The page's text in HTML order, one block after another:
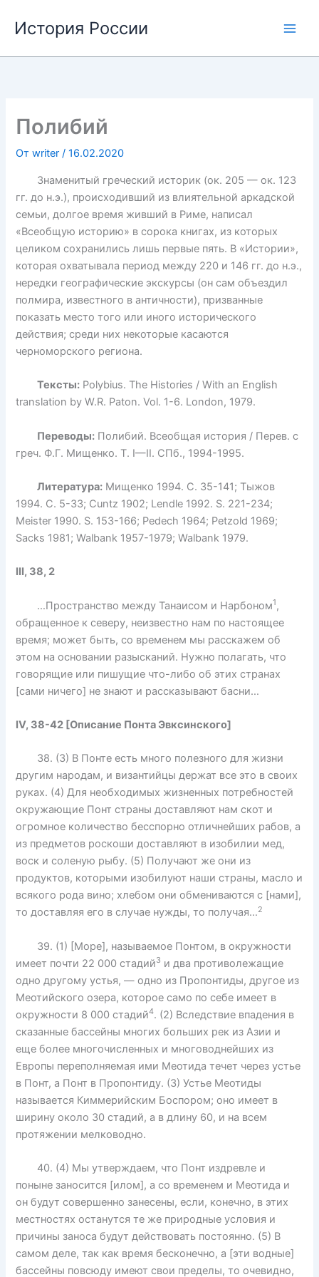
содержимому
История России
Полибий
Отwriter/16.02.2020
Знаменитый греческий историк (ок. 205 — ок. 123
гг. до н.э.), происходивший из влиятельной аркадской
семьи, долгое время живший в Риме, написал
«Всеобщую историю» в сорока книгах, из которых
целиком сохранились лишь первые пять. В «Истории»,
которая охватывала период между 220 и 146 гг. до н.э.,
нередки географические экскурсы (он сам объездил
полмира, известного в античности), призванные
показать место того или иного исторического
действия; среди них некоторые касаются
черноморского региона.
Тексты: Polybius. The Histories / With an English
translation by W.R. Paton. Vol. 1-6. London, 1979.
Переводы: Полибий. Всеобщая история / Перев. с
греч. Ф.Г. Мищенко. Т. I—II. СПб., 1994-1995.
Литература: Мищенко 1994. С. 35-141; Тыжов
1994. С. 5-33; Cuntz 1902; Lendle 1992. S. 221-234;
Meister 1990. S. 153-166; Pedech 1964; Petzold 1969;
Sacks 1981; Walbank 1957-1979; Walbank 1979.
III, 38, 2
…Пространство между Танаисом и Нарбоном1 ,
обращенное к северу, неизвестно нам по настоящее
время; может быть, со временем мы расскажем об
этом на основании разысканий. Нужно полагать, что
говорящие или пишущие что-либо об этих странах
[сами ничего] не знают и рассказывают басни…
IV, 38-42 [Описание Понта Эвксинского]
38. (3) В Понте есть много полезного для жизни
другим народам, и византийцы держат все это в своих
руках. (4) Для необходимых жизненных потребностей
окружающие Понт страны доставляют нам скот и
огромное количество бесспорно отличнейших рабов, а
из предметов роскоши доставляют в изобилии мед,
воск и соленую рыбу. (5) Получают же они из
продуктов, которыми изобилуют наши страны, масло и
всякого рода вино; хлебом они обмениваются с [нами],
то доставляя его в случае нужды, то получая…2
39. (1) [Море], называемое Понтом, в окружности
имеет почти 22 000 стадий3 и два противолежащие
одно другому устья, — одно из Пропонтиды, другое из
Меотийского озера, которое само по себе имеет в
окружности 8 000 стадий4. (2) Вследствие впадения в
сказанные бассейны многих больших рек из Азии и
еще более многочисленных и многоводнейших из
Европы переполняемая ими Меотида течет через устье
в Понт, а Понт в Пропонтиду. (3) Устье Меотиды
называется Киммерийским Боспором; оно имеет в
ширину около 30 стадий, а в длину 60, и на всем
протяжении мелководно.
40. (4) Мы утверждаем, что Понт издревле и
поныне заносится [илом], а со временем и Меотида и
он будут совершенно занесены, если, конечно, в этих
местностях останутся те же природные условия и
причины заноса будут действовать постоянно. (5) В
самом деле, так как время бесконечно, а [эти водные]
бассейны повсюду имеют свои пределы, то очевидно,